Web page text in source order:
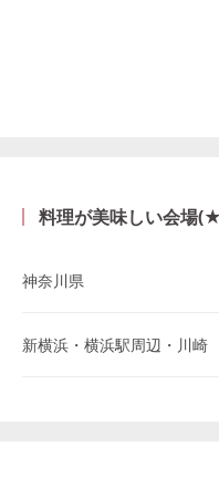
料理が美味しい会場
神奈川県
新横浜・横浜駅周辺・川崎